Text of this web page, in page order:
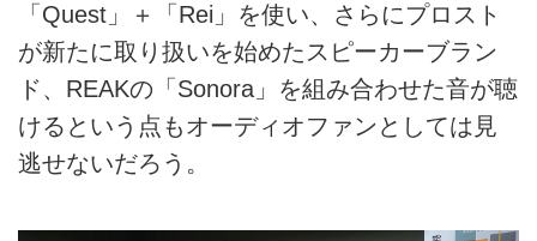
「Quest」＋「Rei」を使い、さらにプロスト
が新たに取り扱いを始めたスピーカーブラン
ド、REAKの「Sonora」を組み合わせた音が聴
けるという点もオーディオファンとしては見
逃せないだろう。